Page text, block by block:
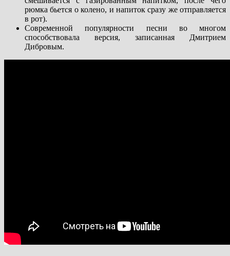
рюмка бьется о колено, и напиток сразу же отправляется
в рот).
Современной популярности песни во многом
способствовала версия, записанная Дмитрием
Дибровым.